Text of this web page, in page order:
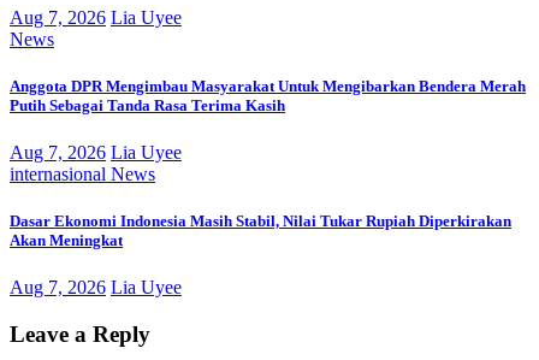
Aug 7, 2026 Lia Uyee
News
Anggota DPR Mengimbau Masyarakat Untuk Mengibarkan Bendera Merah
Putih Sebagai Tanda Rasa Terima Kasih
Aug 7, 2026 Lia Uyee
internasional News
Dasar Ekonomi Indonesia Masih Stabil, Nilai Tukar Rupiah Diperkirakan
Akan Meningkat
Aug 7, 2026 Lia Uyee
Leave a Reply